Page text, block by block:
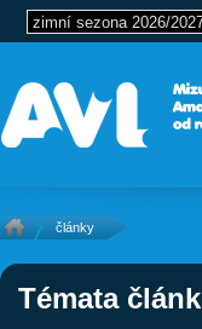
články
Témata